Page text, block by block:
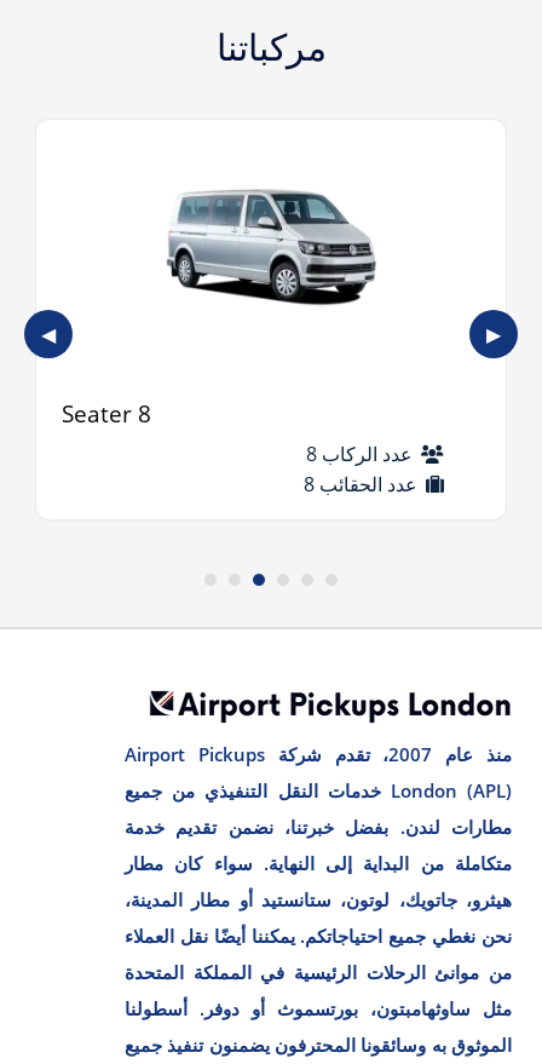
مركباتنا
◀
8 Seater
عدد الركاب 8
عدد الحقائب 8
▶
منذ عام 2007، تقدم شركة Airport Pickups
London (APL) خدمات النقل التنفيذي من جميع
مطارات لندن. بفضل خبرتنا، نضمن تقديم خدمة
متكاملة من البداية إلى النهاية. سواء كان مطار
هيثرو، جاتويك، لوتون، ستانستيد أو مطار المدينة،
نحن نغطي جميع احتياجاتكم. يمكننا أيضًا نقل العملاء
من موانئ الرحلات الرئيسية في المملكة المتحدة
مثل ساوثهامبتون، بورتسموث أو دوفر. أسطولنا
الموثوق به وسائقونا المحترفون يضمنون تنفيذ جميع